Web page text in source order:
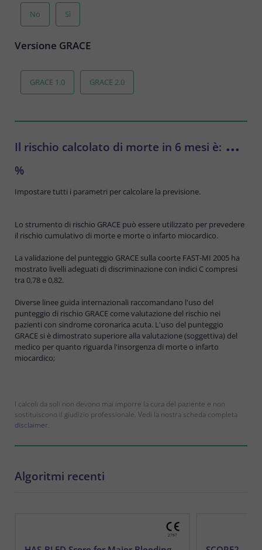
No Sì
Versione GRACE
GRACE 1.0 GRACE 2.0
Il rischio calcolato di morte in 6 mesi è: ...
%
Impostare tutti i parametri per calcolare la previsione.
Lo strumento di rischio GRACE può essere utilizzato per prevedere
il rischio cumulativo di morte e morte o infarto miocardico.
La validazione del punteggio GRACE sulla coorte FAST-MI 2005 ha
mostrato livelli adeguati di discriminazione con indici C compresi
tra 0,78 e 0,82.
Diverse linee guida internazionali raccomandano l'uso del
punteggio di rischio GRACE come valutazione del rischio nei
pazienti con sindrome coronarica acuta. L'uso del punteggio
GRACE si è dimostrato superiore alla valutazione (soggettiva) del
medico per quanto riguarda l'insorgenza di morte o infarto
miocardico;
I calcoli da soli non devono mai imporre la cura del paziente e non
sostituiscono il giudizio professionale. Vedi la nostra scheda completa
disclaimer.
Algoritmi recenti